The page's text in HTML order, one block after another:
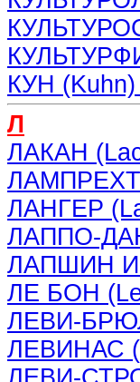
КУН
Л
ЛАКАН
ЛАМПРЕХТ
ЛАНГЕР
ЛАППО-
ЛАПШИН
ЛЕ БОН (Le
ЛЕВИ-
ЛЕВИНАС